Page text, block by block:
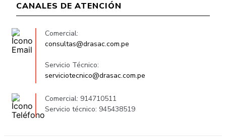
CANALES DE ATENCIÓN
Comercial:
consultas@drasac.com.pe
Servicio Técnico:
serviciotecnico@drasac.com.pe
Comercial: 914710511
Servicio técnico: 945438519